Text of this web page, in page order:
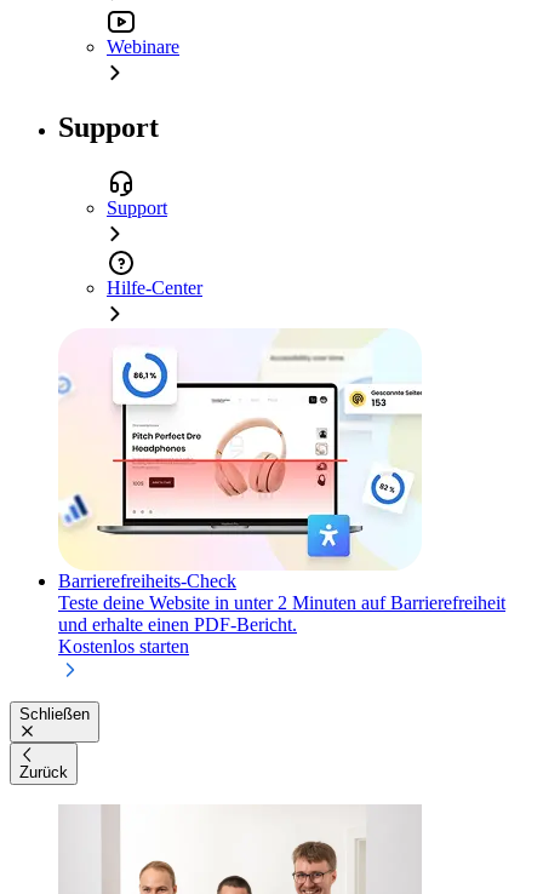
Webinare
Support
Support
Hilfe-Center
Barrierefreiheits-Check
Teste deine Website in unter 2 Minuten auf Barrierefreiheit
und erhalte einen PDF-Bericht.
Kostenlos starten
Schließen
Zurück